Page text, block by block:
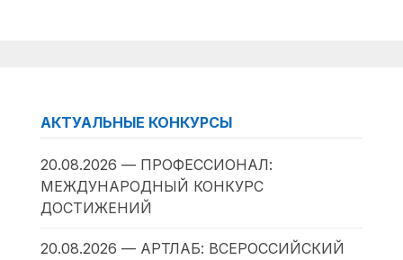
АКТУАЛЬНЫЕ КОНКУРСЫ
20.08.2026 — ПРОФЕССИОНАЛ:
МЕЖДУНАРОДНЫЙ КОНКУРС
ДОСТИЖЕНИЙ
20.08.2026 — АРТЛАБ: ВСЕРОССИЙСКИЙ